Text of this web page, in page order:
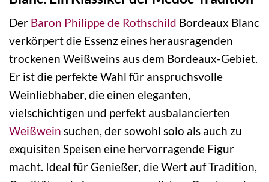
Der Baron Philippe de Rothschild Bordeaux Blanc
verkörpert die Essenz eines herausragenden
trockenen Weißweins aus dem Bordeaux-Gebiet.
Er ist die perfekte Wahl für anspruchsvolle
Weinliebhaber, die einen eleganten,
vielschichtigen und perfekt ausbalancierten
Weißwein suchen, der sowohl solo als auch zu
exquisiten Speisen eine hervorragende Figur
macht. Ideal für Genießer, die Wert auf Tradition,